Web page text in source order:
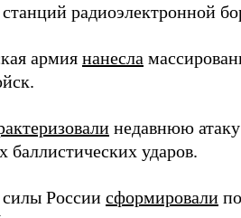
радиоэлектронной
армия нанесла
недавнюю
ударов.
России сформировали